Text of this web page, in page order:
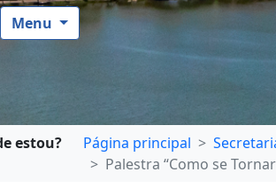
Menu
estou? Página principal
Palestra “Como se